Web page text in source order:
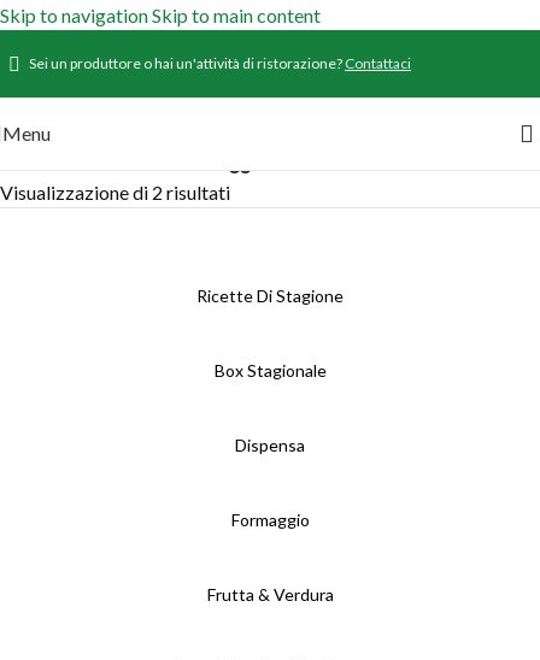
Skip to navigationSkip to main content
Sei un produttore o hai un'attività di ristorazione? Contattaci
Menu
Visualizzazione di 2 risultati
Ricette Di Stagione
Box Stagionale
Dispensa
Formaggio
Frutta & Verdura